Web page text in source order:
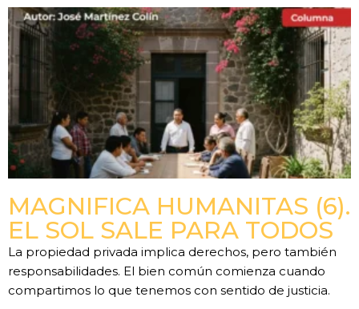
MAGNIFICA HUMANITAS (6).
EL SOL SALE PARA TODOS
La propiedad privada implica derechos, pero también
responsabilidades. El bien común comienza cuando
compartimos lo que tenemos con sentido de justicia.